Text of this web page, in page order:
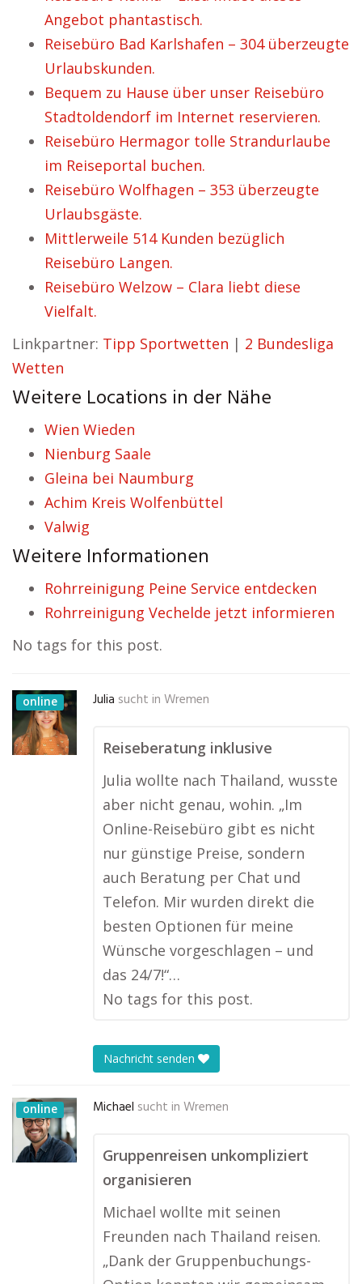
Angebot phantastisch.
Reisebüro Bad Karlshafen – 304 überzeugte
Urlaubskunden.
Bequem zu Hause über unser Reisebüro
Stadtoldendorf im Internet reservieren.
Reisebüro Hermagor tolle Strandurlaube
im Reiseportal buchen.
Reisebüro Wolfhagen – 353 überzeugte
Urlaubsgäste.
Mittlerweile 514 Kunden bezüglich
Reisebüro Langen.
Reisebüro Welzow – Clara liebt diese
Vielfalt.
Linkpartner: Tipp Sportwetten | 2 Bundesliga
Wetten
Weitere Locations in der Nähe
Wien Wieden
Nienburg Saale
Gleina bei Naumburg
Achim Kreis Wolfenbüttel
Valwig
Weitere Informationen
Rohrreinigung Peine Service entdecken
Rohrreinigung Vechelde jetzt informieren
No tags for this post.
online Julia sucht in Wremen
Reiseberatung inklusive
Julia wollte nach Thailand, wusste
aber nicht genau, wohin. „Im
Online-Reisebüro gibt es nicht
nur günstige Preise, sondern
auch Beratung per Chat und
Telefon. Mir wurden direkt die
besten Optionen für meine
Wünsche vorgeschlagen – und
das 24/7!“…
No tags for this post.
Nachricht senden
online Michael sucht in Wremen
Gruppenreisen unkompliziert
organisieren
Michael wollte mit seinen
Freunden nach Thailand reisen.
„Dank der Gruppenbuchungs-